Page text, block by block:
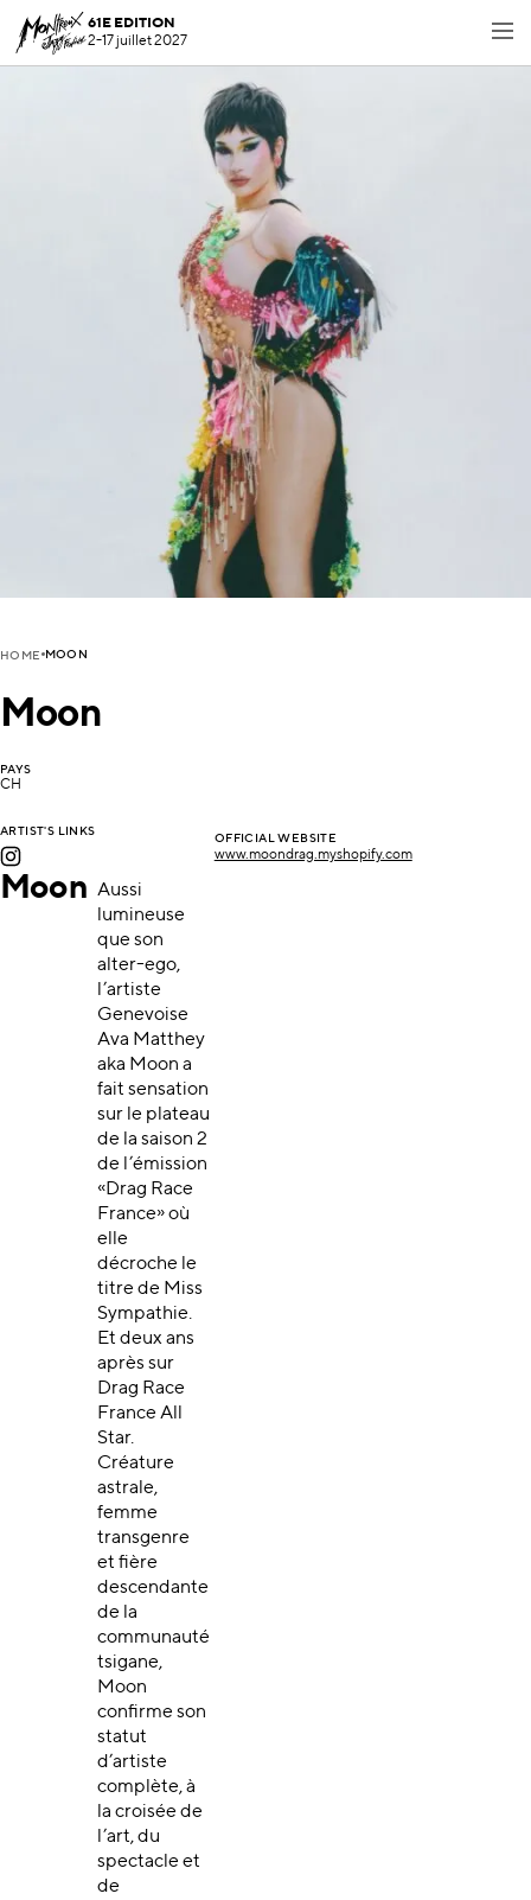
61E EDITION
2-17 juillet 2027
HOME MOON
Moon
PAYS
CH
ARTIST'S LINKS
OFFICIAL WEBSITE
www.moondrag.myshopify.com
Moon Aussi
lumineuse
que son
alter-ego,
l’artiste
Genevoise
Ava Matthey
aka Moon a
fait sensation
sur le plateau
de la saison 2
de l’émission
«Drag Race
France» où
elle
décroche le
titre de Miss
Sympathie.
Et deux ans
après sur
Drag Race
France All
Star.
Créature
astrale,
femme
transgenre
et fière
descendante
de la
communauté
tsigane,
Moon
confirme son
statut
d’artiste
complète, à
la croisée de
l’art, du
spectacle et
de